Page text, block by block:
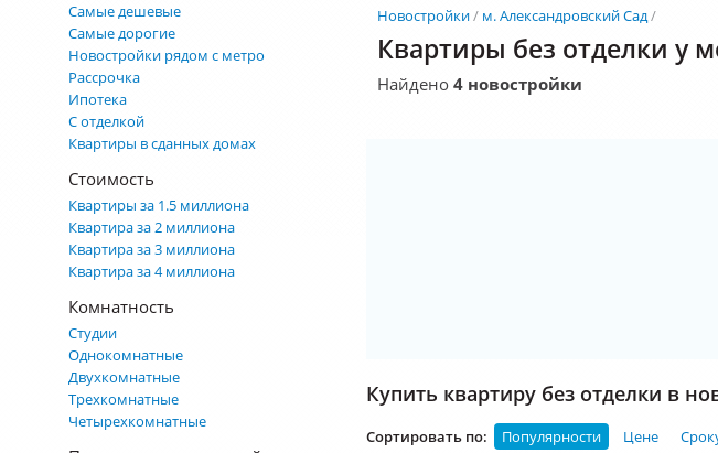
Самые дешевые
Самые дорогие
Новостройки рядом с метро
Рассрочка
Ипотека
С отделкой
Квартиры в сданных домах
Стоимость
Квартиры за 1.5 миллиона
Квартира за 2 миллиона
Квартира за 3 миллиона
Квартира за 4 миллиона
Комнатность
Студии
Однокомнатные
Двухкомнатные
Трехкомнатные
Четырехкомнатные
Новостройки м. Александровский Сад
Квартиры без отделки у
Найдено 4 новостройки
Купить квартиру без отделки в
Сортировать по: Популярности Цене